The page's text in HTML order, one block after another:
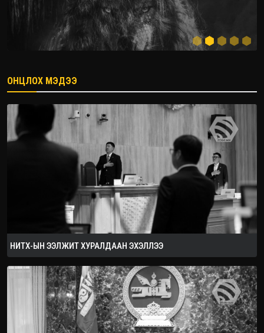
2026.08.08
ОНЦЛОХ МЭДЭЭ
НИТХ-ЫН ЭЭЛЖИТ ХУРАЛДААН ЭХЭЛЛЭЭ